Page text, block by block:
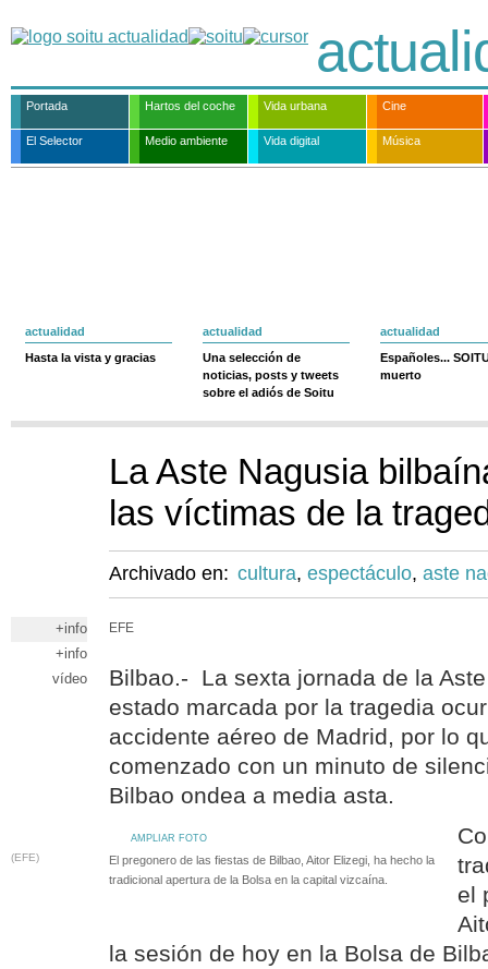
Portada Hartos del coche Vida urbana Cine
El Selector Medio ambiente Vida digital Música
actualidad
Hasta la vista y gracias
actualidad
Una selección de
noticias, posts y tweets
sobre el adiós de Soitu
actualidad
Españoles...
muerto
La Aste Nagusia
las víctimas de la
Archivado en: cultura, espectáculo, aste
+info
+info
vídeo
EFE
Bilbao.- La sexta jornada de la
estado marcada por la tragedia
accidente aéreo de Madrid, por lo
comenzado con un minuto de
Bilbao ondea a media asta.
AMPLIAR FOTO
(EFE)
El pregonero de las fiestas de Bilbao, Aitor Elizegi, ha hecho la
tradicional apertura de la Bolsa en la capital vizcaína.
el
la sesión de hoy en la Bolsa de